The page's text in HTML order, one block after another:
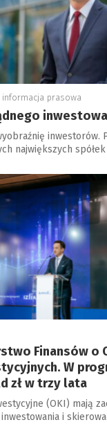
informacja prasowa
inwestorów.
największych
Finansów o
W
zł w trzy lata
(OKI) mają
i